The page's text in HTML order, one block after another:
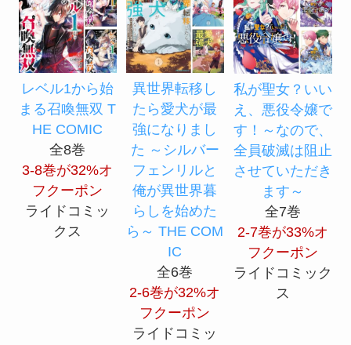
レベル1から始
まる召喚無双 T
HE COMIC
全8巻
3-8巻が32%オ
フクーポン
ライドコミッ
クス
異世界転移し
たら愛犬が最
強になりまし
た ～シルバー
フェンリルと
俺が異世界暮
らしを始めた
ら～ THE COM
IC
全6巻
2-6巻が32%オ
フクーポン
ライドコミッ
私が聖女？いい
え、悪役令嬢で
す！～なので、
全員破滅は阻止
させていただき
ます～
全7巻
2-7巻が33%オ
フクーポン
ライドコミック
ス